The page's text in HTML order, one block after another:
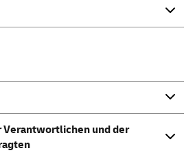
Verantwortlichen und der